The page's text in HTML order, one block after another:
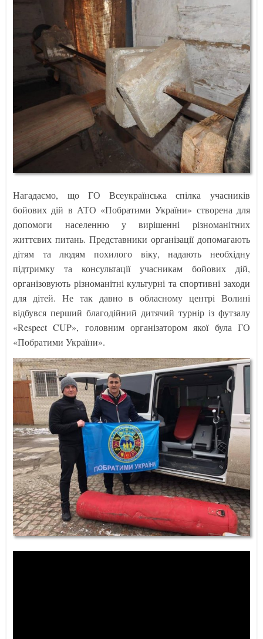
Нагадаємо, що ГО Всеукраїнська спілка учасників
бойових дій в АТО «Побратими України» створена для
допомоги населенню у вирішенні різноманітних
життєвих питань. Представники організації допомагають
дітям та людям похилого віку, надають необхідну
підтримку та консультації учасникам бойових дій,
організовують різноманітні культурні та спортивні заходи
для дітей. Не так давно в обласному центрі Волині
відбувся перший благодійний дитячий турнір із футзалу
«Respect CUP», головним організатором якої була ГО
«Побратими України».